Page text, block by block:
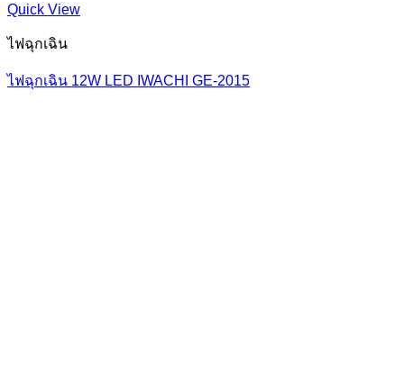
Quick View
ไฟฉุกเฉิน
ไฟฉุกเฉิน 12W LED IWACHI GE-2015